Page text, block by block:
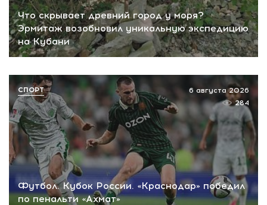
Что скрывает древний город у моря?
Эрмитаж возобновил уникальную экспедицию
на Кубани
Футбол. Кубок России. «Краснодар» победил
по пенальти «Ахмат»
6 августа 2026
284
СПОРТ